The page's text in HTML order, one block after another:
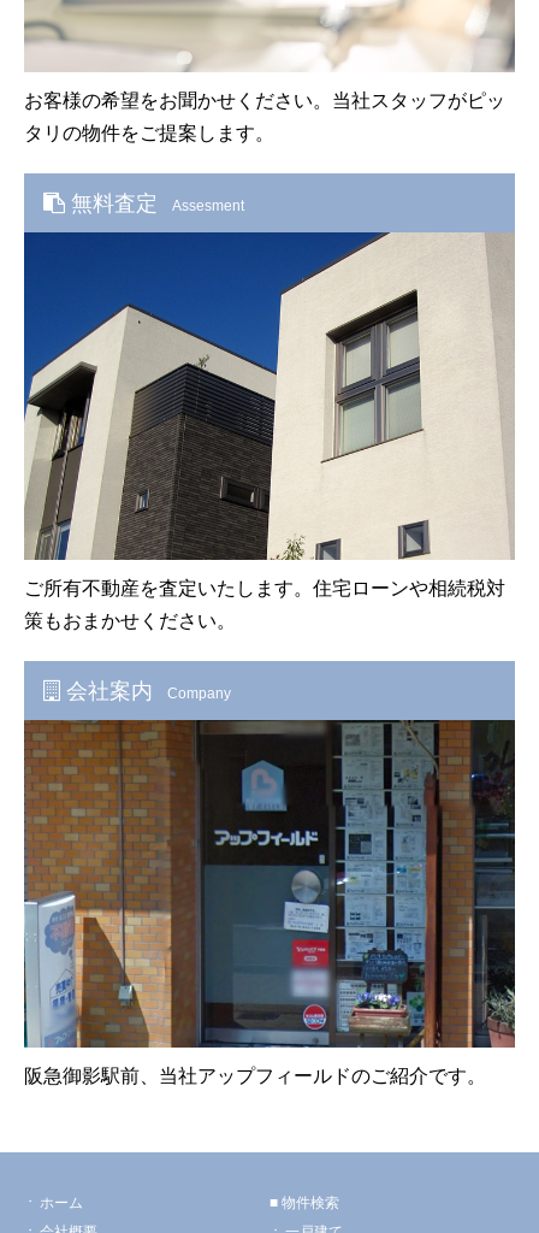
お客様の希望をお聞かせください。当社スタッフがピッ
タリの物件をご提案します。
無料査定 Assesment
ご所有不動産を査定いたします。住宅ローンや相続税対
策もおまかせください。
会社案内 Company
阪急御影駅前、当社アップフィールドのご紹介です。
ホーム
物件検索